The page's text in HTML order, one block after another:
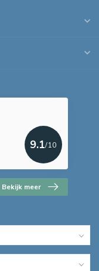
9.1/10
Bekijk meer